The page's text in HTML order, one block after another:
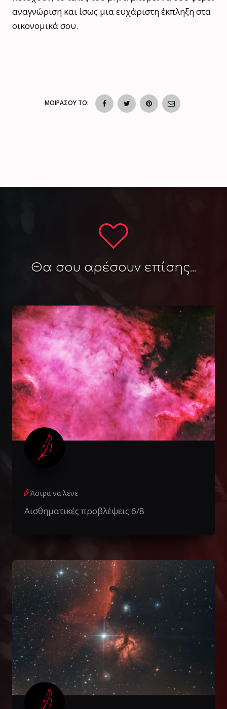
αναγνώριση και ίσως μια ευχάριστη έκπληξη στα
οικονομικά σου.
ΜΟΙΡΑΣΟΥ ΤΟ:
Θα σου αρέσουν επίσης...
Άστρα να λένε
Αισθηματικές προβλέψεις 6/8